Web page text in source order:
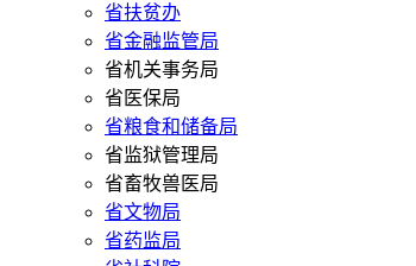
省扶贫办
省金融监管局
省机关事务局
省医保局
省粮食和储备局
省监狱管理局
省畜牧兽医局
省文物局
省药监局